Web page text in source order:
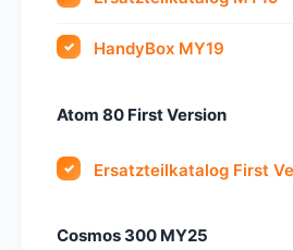
HandyBox MY19
Atom 80 First Version
Ersatzteilkatalog First
Cosmos 300 MY25